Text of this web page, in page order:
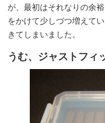
が、最初はそれなりの余
をかけて少しづつ増えて
きてしまいました。
うむ、ジャストフィ